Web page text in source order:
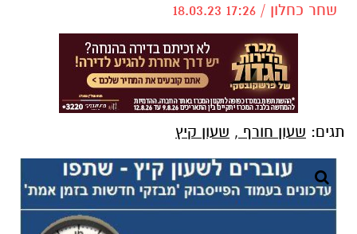
שחר כחלון / 17:26 18.03.23
תגים: שעון חורף , שעון קיץ